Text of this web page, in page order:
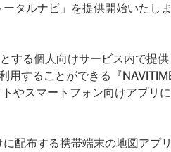
タルナビ」を提供開始いたし
する個人向けサービス内で提
用することができる『
やスマートフォン向けアプリ
配布する携帯端末の地図アプ